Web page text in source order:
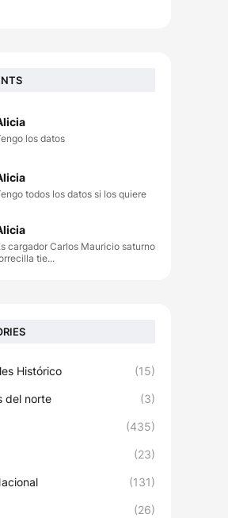
los datos
todos los datos si los quiere
cargador Carlos Mauricio saturno
tie...
Histórico (15)
del norte (3)
(435)
(23)
(131)
(26)